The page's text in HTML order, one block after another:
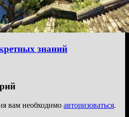
знаний
вам необходимо авторизоваться.